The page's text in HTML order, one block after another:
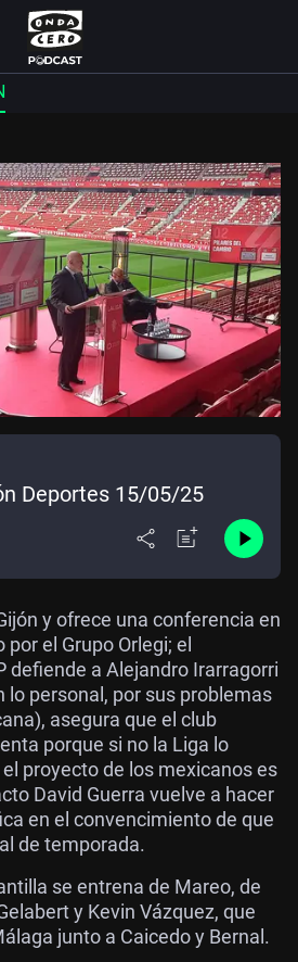
Deportes 15/05/25
y ofrece una conferencia en
el Grupo Orlegi; el
defiende a Alejandro Irarragorri
lo personal, por sus problemas
asegura que el club
porque si no la Liga lo
proyecto de los mexicanos es
David Guerra vuelve a hacer
en el convencimiento de que
de temporada.
se entrena de Mareo, de
y Kevin Vázquez, que
junto a Caicedo y Bernal.